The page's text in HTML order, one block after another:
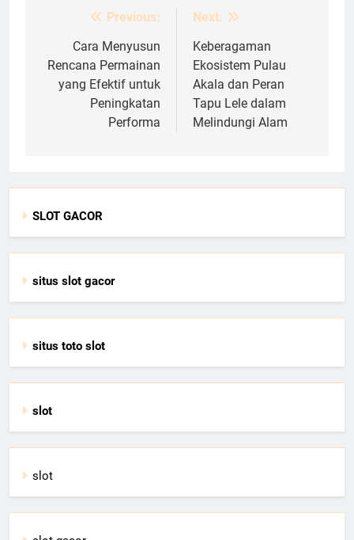
navigation
Previous:
Cara Menyusun
Rencana Permainan
yang Efektif untuk
Peningkatan
Performa
Next:
Keberagaman
Ekosistem Pulau
Akala dan Peran
Tapu Lele dalam
Melindungi Alam
SLOT GACOR
situs slot gacor
situs toto slot
slot
slot